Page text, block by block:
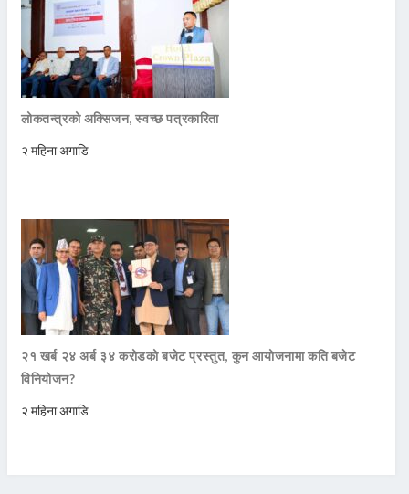
लोकतन्त्रको अक्सिजन, स्वच्छ पत्रकारिता
२ महिना अगाडि
२१ खर्ब २४ अर्ब ३४ करोडको बजेट प्रस्तुत, कुन आयोजनामा कति बजेट
विनियोजन?
२ महिना अगाडि